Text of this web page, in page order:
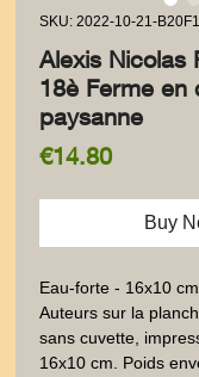
SKU: 2022-10-21-
Alexis Nicolas
18è Ferme en
paysanne
€14.80Price
Buy
Eau-forte - 16x10
Auteurs sur la
sans cuvette,
16x10 cm. Poids